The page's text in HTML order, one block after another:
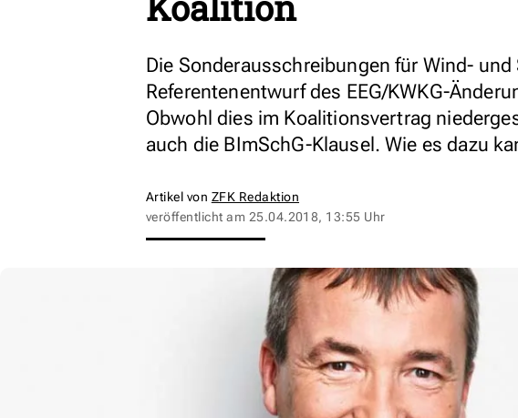
Die Sonderausschreibungen für Wind-
Referentenentwurf des EEG/KWKG-
Obwohl dies im Koalitionsvertrag
auch die BImSchG-Klausel. Wie es dazu
Artikel von ZFK Redaktion
veröffentlicht am 25.04.2018, 13:55 Uhr